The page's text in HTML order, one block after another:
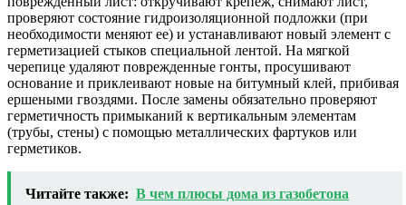
проверяют состояние гидроизоляционной подложки (при
необходимости меняют ее) и устанавливают новый элемент с
герметизацией стыков специальной лентой. На мягкой
черепице удаляют поврежденные гонты, просушивают
основание и приклеивают новые на битумный клей, прибивая
ершеными гвоздями. После замены обязательно проверяют
герметичность примыканий к вертикальным элементам
(трубы, стены) с помощью металлических фартуков или
герметиков.
Читайте также: В чем плюсы дома из газобетона